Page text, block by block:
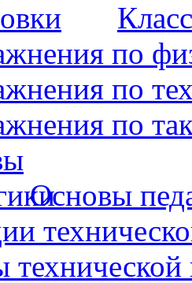
по
по
по
Основы
технической